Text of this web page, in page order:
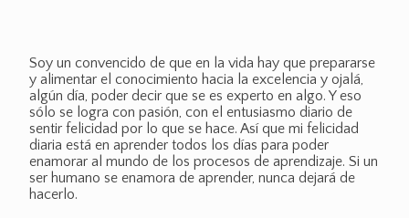
Soy un convencido de que en la vida hay que prepararse
y alimentar el conocimiento hacia la excelencia y ojalá,
algún día, poder decir que se es experto en algo. Y eso
sólo se logra con pasión, con el entusiasmo diario de
sentir felicidad por lo que se hace. Así que mi felicidad
diaria está en aprender todos los días para poder
enamorar al mundo de los procesos de aprendizaje. Si un
ser humano se enamora de aprender, nunca dejará de
hacerlo.